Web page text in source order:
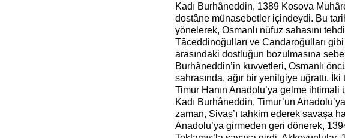
Kadı Burhâneddin, 1389 Kosova
dostâne münasebetler içindeydi. Bu
yönelerek, Osmanlı nüfuz sahasını
Tâceddinoğulları ve Candaroğulları
arasındaki dostluğun bozulmasına
Burhâneddin’in kuvvetleri, Osmanlı
sahrasında, ağır bir yenilgiye uğrattı.
Timur Hanın Anadolu’ya gelme
Kadı Burhâneddin, Timur’un
zaman, Sivas’ı tahkim ederek savaşa
Anadolu’ya girmeden geri dönerek,